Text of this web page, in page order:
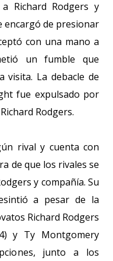
Richard Rodgers y
encargó de presionar
con una mano a
un fumble que
visita. La debacle de
fue expulsado por
Rodgers.
rival y cuenta con
de que los rivales se
y compañía. Su
a pesar de la
Richard Rodgers
y Ty Montgomery
junto a los